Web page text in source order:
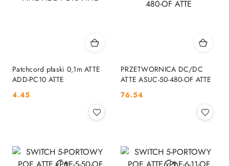
Patchcord płaski 0,1m ATTE
ADD-PC10 ATTE
Cena:
4.45
PRZETWORNICA DC/DC
ATTE ASUC-50-480-OF ATTE
Cena:
76.54